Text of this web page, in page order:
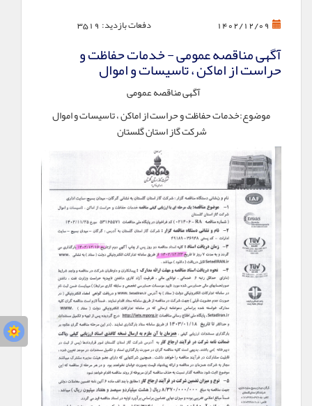
1402/12/09 دفعات بازدید: 3519
آگهی مناقصه عمومی - خدمات حفاظت و
حراست از اماکن ، تاسیسات و اموال
آگهی مناقصه عمومی
موضوع:خدمات حفاظت و حراست از اماکن ، تاسیسات و اموال
شرکت گاز استان گلستان